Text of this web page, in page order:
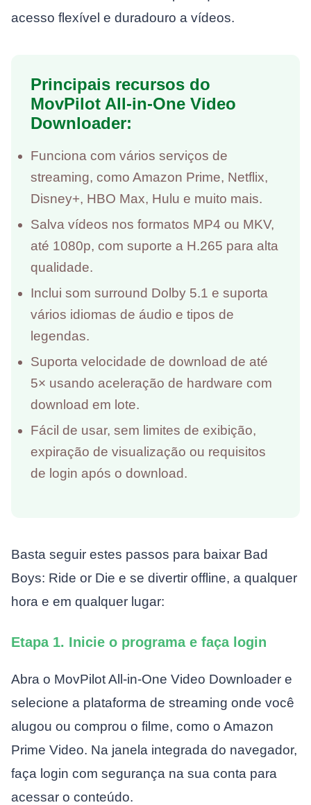
acesso flexível e duradouro a vídeos.
Principais recursos do
MovPilot All-in-One Video
Downloader:
Funciona com vários serviços de
streaming, como Amazon Prime, Netflix,
Disney+, HBO Max, Hulu e muito mais.
Salva vídeos nos formatos MP4 ou MKV,
até 1080p, com suporte a H.265 para alta
qualidade.
Inclui som surround Dolby 5.1 e suporta
vários idiomas de áudio e tipos de
legendas.
Suporta velocidade de download de até
5× usando aceleração de hardware com
download em lote.
Fácil de usar, sem limites de exibição,
expiração de visualização ou requisitos
de login após o download.
Basta seguir estes passos para baixar Bad
Boys: Ride or Die e se divertir offline, a qualquer
hora e em qualquer lugar:
Etapa 1. Inicie o programa e faça login
Abra o MovPilot All-in-One Video Downloader e
selecione a plataforma de streaming onde você
alugou ou comprou o filme, como o Amazon
Prime Video. Na janela integrada do navegador,
faça login com segurança na sua conta para
acessar o conteúdo.